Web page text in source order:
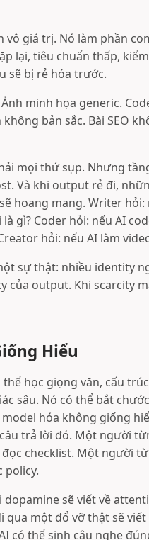
giá trị. Nó làm phần
lại, tiêu chuẩn thấp,
sẽ bị rẻ hóa trước.
minh họa generic.
bản sắc. Bài SEO
mọi thứ sụp. Nhưng
Và khi output rẻ đi,
hoang mang. Writer hỏi:
gì? Coder hỏi: nếu AI
hỏi: nếu AI làm
sự thật: nhiều identity
của output. Khi scarcity
Hiểu
học giọng văn, cấu
sâu. Nó có thể bắt
hóa không giống
trả lời đó. Một người
checklist. Một người
policy.
sẽ viết về
một đổ vỡ thật sẽ
có thể sinh câu nghe